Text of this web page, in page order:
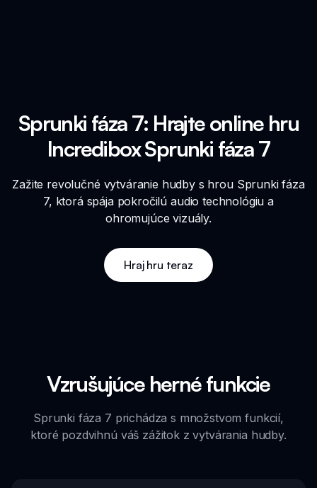
Sprunki fáza 7: Hrajte online hru
Incredibox Sprunki fáza 7
Zažite revolučné vytváranie hudby s hrou Sprunki fáza
7, ktorá spája pokročilú audio technológiu a
ohromujúce vizuály.
Hraj hru teraz
Vzrušujúce herné funkcie
Sprunki fáza 7 prichádza s množstvom funkcií,
ktoré pozdvihnú váš zážitok z vytvárania hudby.